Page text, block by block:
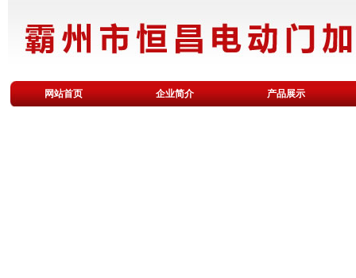
廊坊电动门，电动伸缩门，车库
网站首页 企业简介 产品展示